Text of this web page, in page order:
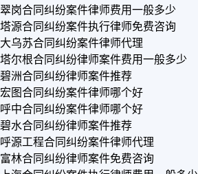
翠岗合同纠纷案件律师费用一般多少
塔源合同纠纷案件执行律师免费咨询
大乌苏合同纠纷案件律师代理
塔尔根合同纠纷律师案件费用一般多少
碧洲合同纠纷律师案件推荐
宏图合同纠纷案件律师哪个好
呼中合同纠纷案件律师哪个好
碧水合同纠纷律师案件推荐
呼源工程合同纠纷案件律师代理
富林合同纠纷律师案件免费咨询